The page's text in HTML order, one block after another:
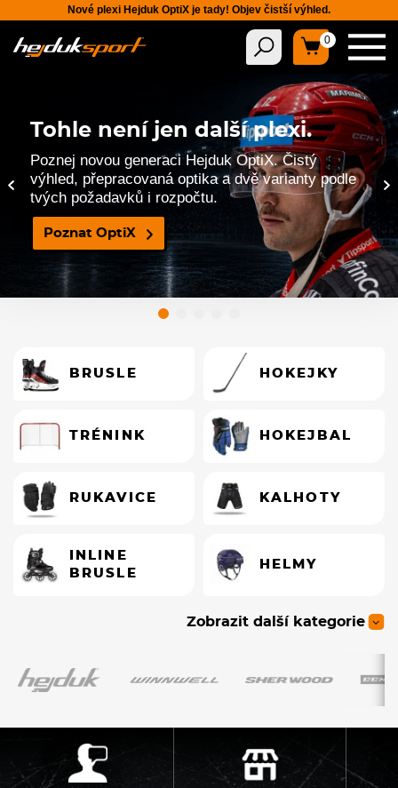
Nové plexi Hejduk OptiX je tady! Objev čistší výhled.
0
Tohle není jen další plexi.
Poznej novou generaci Hejduk OptiX. Čistý
výhled, přepracovaná optika a dvě varianty podle
tvých požadavků i rozpočtu.
Poznat OptiX
Tohle není jen další plexi.
Poznej novou generaci Hejduk OptiX. Čistý
výhled, přepracovaná optika a dvě varianty podle
tvých požadavků i rozpočtu.
Poznat OptiX
‹ ›
BRUSLE HOKEJKY
TRÉNINK HOKEJBAL
RUKAVICE KALHOTY
INLINE
BRUSLE
HELMY
Zobrazit další kategorie